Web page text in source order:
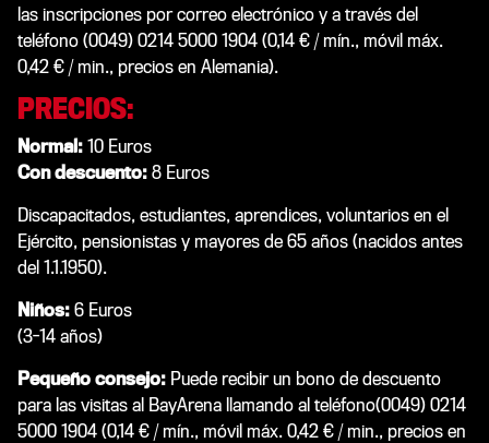
las inscripciones por correo electrónico y a través del
teléfono (0049) 0214 5000 1904 (0,14 € / mín., móvil máx.
0,42 € / min., precios en Alemania).
PRECIOS:
Normal: 10 Euros
Con descuento: 8 Euros
Discapacitados, estudiantes, aprendices, voluntarios en el
Ejército, pensionistas y mayores de 65 años (nacidos antes
del 1.1.1950).
Niños: 6 Euros
(3-14 años)
Pequeño consejo: Puede recibir un bono de descuento
para las visitas al BayArena llamando al teléfono(0049) 0214
5000 1904 (0,14 € / mín., móvil máx. 0,42 € / min., precios en